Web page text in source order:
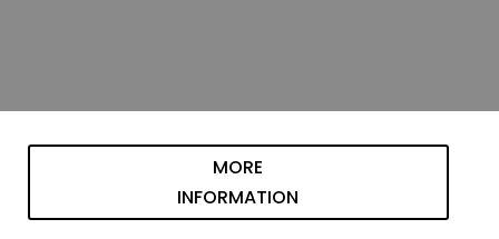
MORE
INFORMATION